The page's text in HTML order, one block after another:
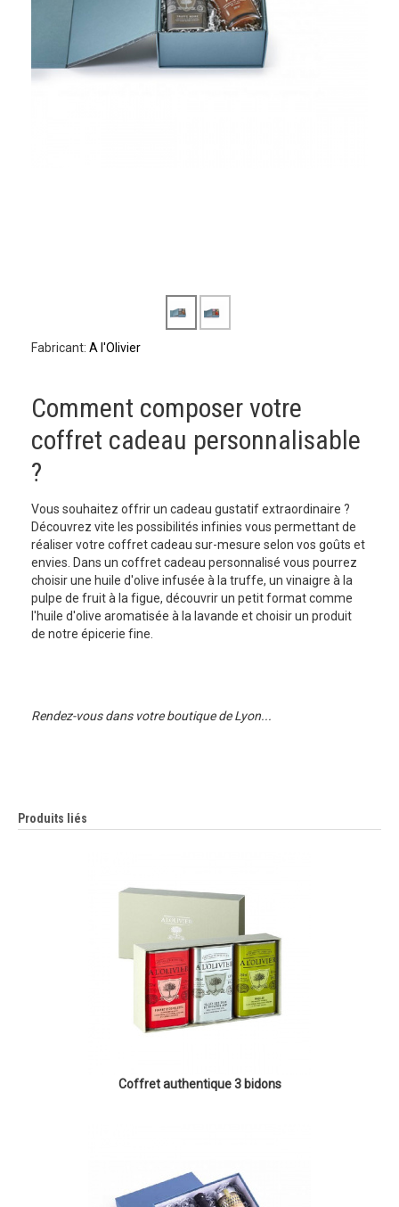
Fabricant: A l'Olivier
Comment composer votre
coffret cadeau personnalisable
?
Vous souhaitez offrir un cadeau gustatif extraordinaire ?
Découvrez vite les possibilités infinies vous permettant de
réaliser votre coffret cadeau sur-mesure selon vos goûts et
envies. Dans un coffret cadeau personnalisé vous pourrez
choisir une huile d'olive infusée à la truffe, un vinaigre à la
pulpe de fruit à la figue, découvrir un petit format comme
l'huile d'olive aromatisée à la lavande et choisir un produit
de notre épicerie fine.
Rendez-vous dans votre boutique de Lyon...
Produits liés
Coffret authentique 3 bidons